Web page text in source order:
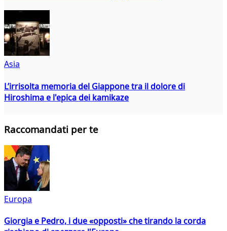
Asia
L’irrisolta memoria del Giappone tra il dolore di
Hiroshima e l'epica dei kamikaze
Raccomandati per te
Europa
Giorgia e Pedro, i due «opposti» che tirando la corda